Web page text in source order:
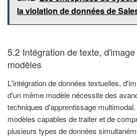
la violation de données de
5.2 Intégration de texte,
modèles
L'intégration de données textuelles,
d'un même modèle nécessite des
techniques d'apprentissage
modèles capables de traiter et de
plusieurs types de données